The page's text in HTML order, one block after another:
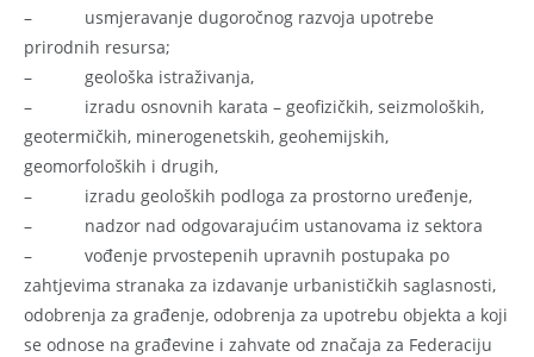
– usmjeravanje dugoročnog razvoja upotrebe
prirodnih resursa;
– geološka istraživanja,
– izradu osnovnih karata – geofizičkih, seizmoloških,
geotermičkih, minerogenetskih, geohemijskih,
geomorfoloških i drugih,
– izradu geoloških podloga za prostorno uređenje,
– nadzor nad odgovarajućim ustanovama iz sektora
– vođenje prvostepenih upravnih postupaka po
zahtjevima stranaka za izdavanje urbanističkih saglasnosti,
odobrenja za građenje, odobrenja za upotrebu objekta a koji
se odnose na građevine i zahvate od značaja za Federaciju